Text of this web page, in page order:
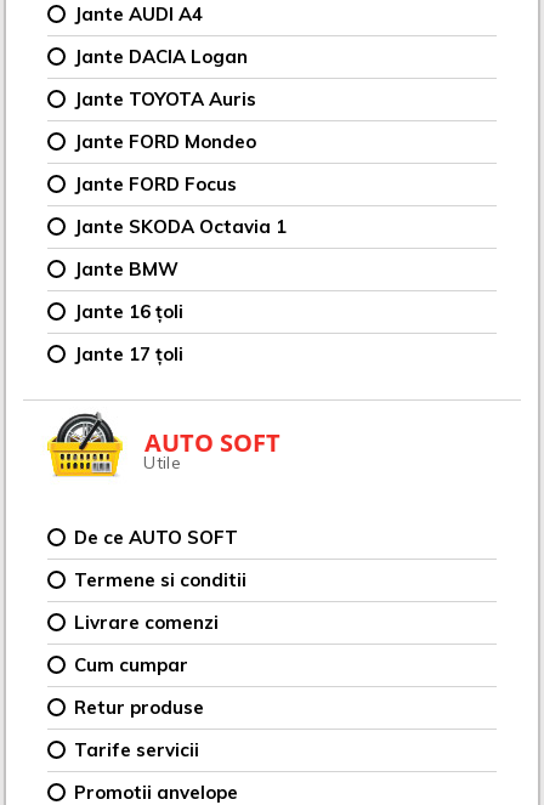
Jante AUDI A4
Jante DACIA Logan
Jante TOYOTA Auris
Jante FORD Mondeo
Jante FORD Focus
Jante SKODA Octavia 1
Jante BMW
Jante 16 țoli
Jante 17 țoli
AUTO SOFT
Utile
De ce AUTO SOFT
Termene si conditii
Livrare comenzi
Cum cumpar
Retur produse
Tarife servicii
Promotii anvelope